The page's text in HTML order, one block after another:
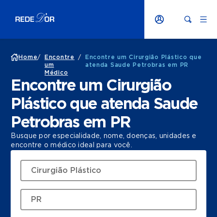
Home/
Encontre
um
Médico
/
Encontre um Cirurgião Plástico que
atenda Saude Petrobras em PR
Encontre um Cirurgião
Plástico que atenda Saude
Petrobras em PR
Busque por especialidade, nome, doenças, unidades e
encontre o médico ideal para você.